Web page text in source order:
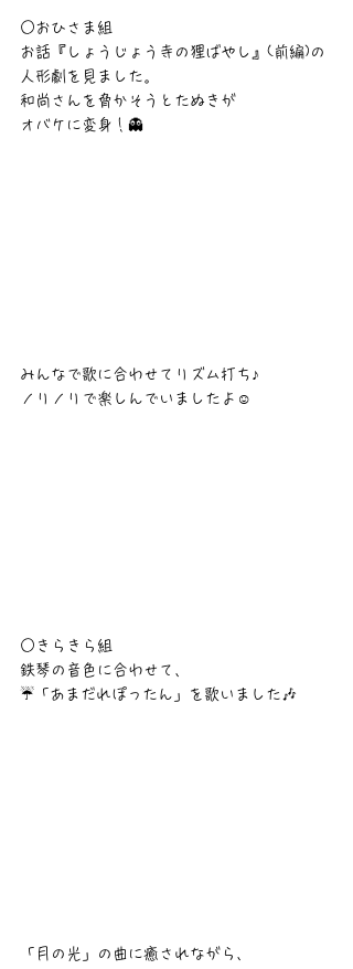
○おひさま組
お話『しょうじょう寺の狸ばやし』(前編)の
人形劇を見ました。
和尚さんを脅かそうとたぬきが
オバケに変身！👻
みんなで歌に合わせてリズム打ち♪
ノリノリで楽しんでいましたよ☺️
○きらきら組
鉄琴の音色に合わせて、
☔「あまだれぽったん」を歌いました🎶
「月の光」の曲に癒されながら、